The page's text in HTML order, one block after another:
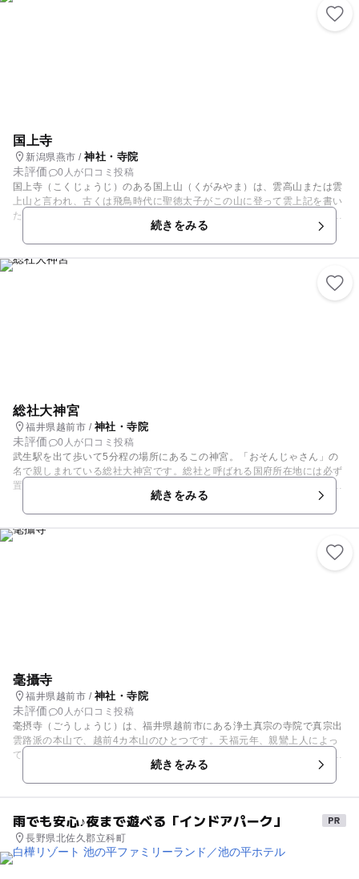
国上寺
新潟県燕市 /神社・寺院
未評価
0人が口コミ投稿
国上寺（こくじょうじ）のある国上山（くがみやま）は、雲高山または雲
上山と言われ、古くは飛鳥時代に聖徳太子がこの山に登って雲上記を書い
たとも言われています。その時に彫った大悲千手観音の像が雲上、雲高で
あることから「くがみ」と言われました。その後孝謙天皇が御宇にて「国
中上一寺」と詔勅されたため、「国上」と書くようになりました。国上寺
は元明天皇が和銅2年（709年）に越後一の宮弥彦大神の託宣により建立
された、歴史のある寺です。本尊は阿弥陀如来で、聖武天皇の妃であった
光明皇后より賜った霊仏であると伝えられています。元々は修験道でした
が、時代の権力者の庇護により改宗が繰り返され、法相宗、天台宗、真言
続きをみる
総社大神宮
福井県越前市 / 神社・寺院
未評価
0人が口コミ投稿
武生駅を出て歩いて5分程の場所にあるこの神宮。「おそんじゃさん」の
名で親しまれている総社大神宮です。総社と呼ばれる国府所在地には必ず
置かれた神社で、越前国の総社として越前の各地の神々を祀っています。
この総社は鎌倉時代の一遍上人絵伝でも描かれています。春にはおはいご
さん、夏には茅の輪くぐり、そして秋に行われる総社まつりなどの行事に
は各地から多くの参拝客が訪れ賑わいます。拝殿は銅板葺きの入母屋造り
になっており、入り口の鳥居や広く整備された境内はさすが総社といった
続きをみる
毫攝寺
福井県越前市 / 神社・寺院
未評価
0人が口コミ投稿
毫摂寺（ごうしょうじ）は、福井県越前市にある浄土真宗の寺院で真宗出
雲路派の本山で、越前4カ本山のひとつです。天福元年、親鸞上人によっ
て京都の出雲路に創建され、慶長年間にこの場所に移されました。広々と
した境内に山門、御影堂、阿弥陀堂、経蔵、鐘楼、客殿が整然と並んでい
ますが、御影堂、経蔵，鐘楼は江戸時代の遺構です。与謝野鉄幹・晶子夫
続きをみる
雨でも安心♪夜まで遊べる「インドアパーク」
長野県北佐久郡立科町